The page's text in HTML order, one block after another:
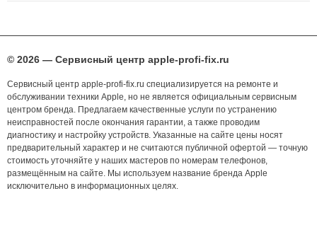
© 2026 — Сервисный центр apple-profi-fix.ru
Сервисный центр apple-profi-fix.ru специализируется на ремонте и
обслуживании техники Apple, но не является официальным сервисным
центром бренда. Предлагаем качественные услуги по устранению
неисправностей после окончания гарантии, а также проводим
диагностику и настройку устройств. Указанные на сайте цены носят
предварительный характер и не считаются публичной офертой — точную
стоимость уточняйте у наших мастеров по номерам телефонов,
размещённым на сайте. Мы используем название бренда Apple
исключительно в информационных целях.